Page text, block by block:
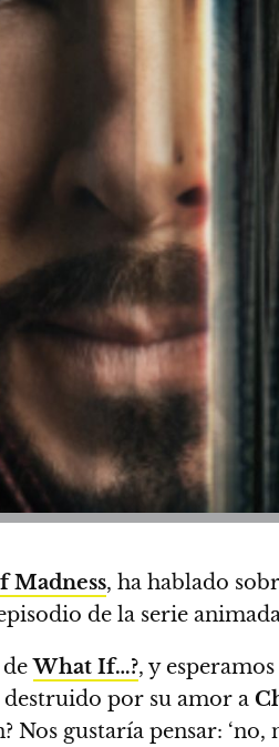
Madness, ha hablado
de la serie
deWhat If…?, y
destruido por su amor a
Nos gustaría pensar: